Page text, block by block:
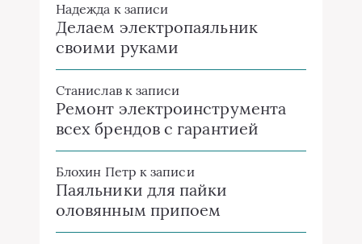
Надежда к записи
Делаем электропаяльник
своими руками
Станиславк записи
Ремонт электроинструмента
всех брендов с гарантией
Блохин Петр к записи
Паяльники для пайки
оловянным припоем